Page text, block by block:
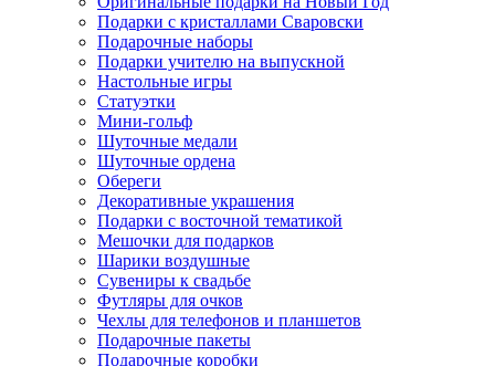
Подарки с кристаллами Сваровски
Подарочные наборы
Подарки учителю на выпускной
Настольные игры
Статуэтки
Мини-гольф
Шуточные медали
Шуточные ордена
Обереги
Декоративные украшения
Подарки с восточной тематикой
Мешочки для подарков
Шарики воздушные
Сувениры к свадьбе
Футляры для очков
Чехлы для телефонов и планшетов
Подарочные пакеты
Подарочные коробки